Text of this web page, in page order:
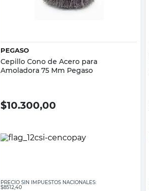
Vista rápida
PEGASO
Cepillo Cono de Acero para
Amoladora 75 Mm Pegaso
$10.300,00
PRECIO SIN IMPUESTOS NACIONALES:
$8512,40